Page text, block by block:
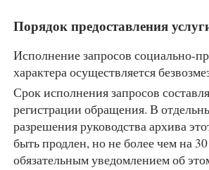
Порядок предоставления
Исполнение запросов социально-
характера осуществляется
Срок исполнения запросов
регистрации обращения. В
разрешения руководства архива
быть продлен, но не более чем на
обязательным уведомлением об